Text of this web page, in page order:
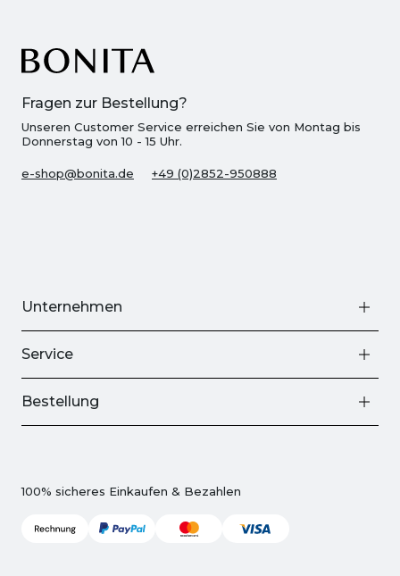
Fragen zur Bestellung?
Unseren Customer Service erreichen Sie von Montag bis
Donnerstag von 10 - 15 Uhr.
e-shop@bonita.de +49 (0)2852-950888
Unternehmen
Service
Bestellung
100% sicheres Einkaufen & Bezahlen